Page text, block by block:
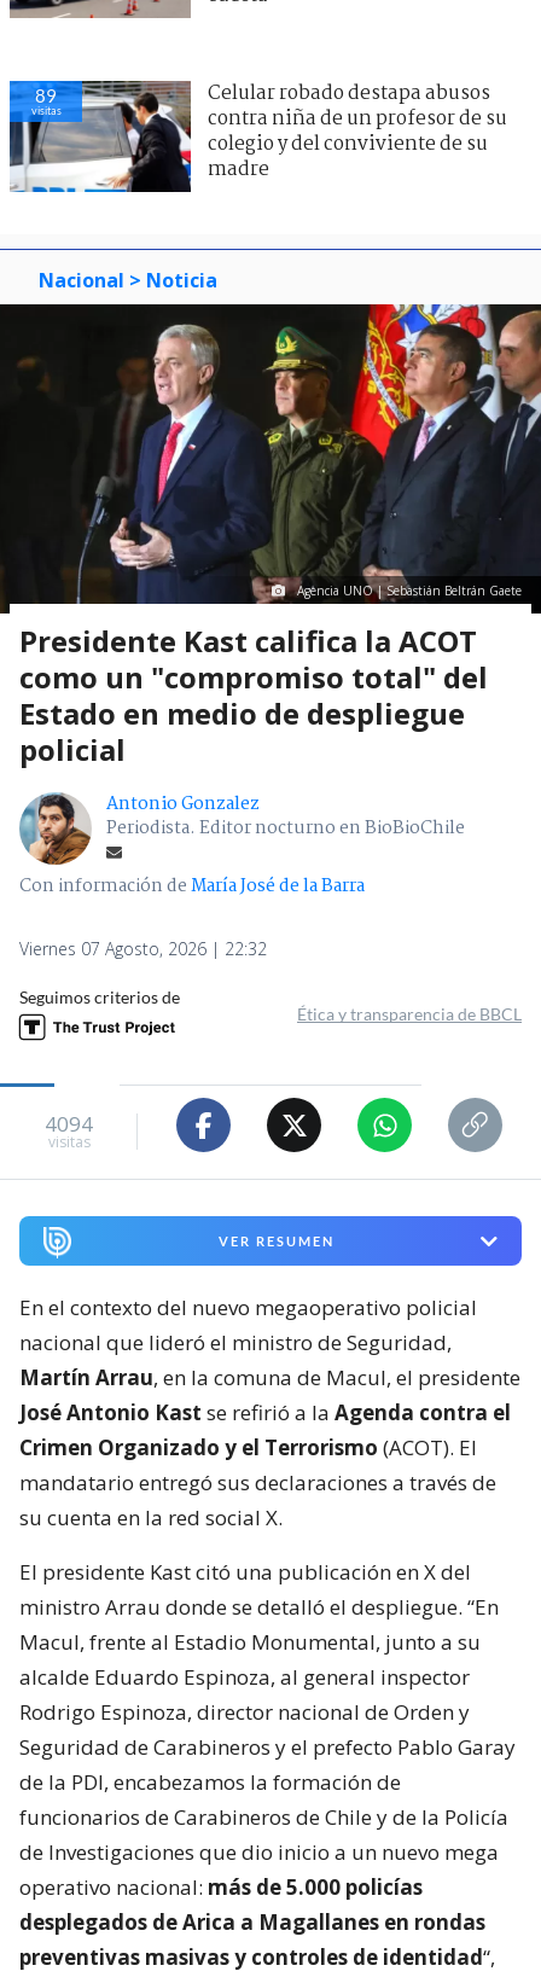
89
visitas
Celular robado destapa abusos
contra niña de un profesor de su
colegio y del conviviente de su
madre
Nacional > Noticia
Agencia UNO | Sebastián Beltrán Gaete
Presidente Kast califica la ACOT
como un "compromiso total" del
Estado en medio de despliegue
policial
Antonio Gonzalez
Periodista. Editor nocturno en BioBioChile
Con información deMaría José de la Barra
Viernes 07 Agosto, 2026 | 22:32
Seguimos criterios de
Ética y transparencia de BBCL
4094
visitas
VER RESUMEN
En el contexto del nuevo megaoperativo policial
nacional que lideró el ministro de Seguridad,
Martín Arrau, en la comuna de Macul, el presidente
José Antonio Kast se refirió a la Agenda contra el
Crimen Organizado y el Terrorismo (ACOT). El
mandatario entregó sus declaraciones a través de
su cuenta en la red social X.
El presidente Kast citó una publicación en X del
ministro Arrau donde se detalló el despliegue. “En
Macul, frente al Estadio Monumental, junto a su
alcalde Eduardo Espinoza, al general inspector
Rodrigo Espinoza, director nacional de Orden y
Seguridad de Carabineros y el prefecto Pablo Garay
de la PDI, encabezamos la formación de
funcionarios de Carabineros de Chile y de la Policía
de Investigaciones que dio inicio a un nuevo mega
operativo nacional: más de 5.000 policías
desplegados de Arica a Magallanes en rondas
preventivas masivas y controles de identidad“,